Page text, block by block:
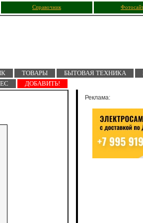
Справочник
ТОВАРЫ БЫТОВАЯ ТЕХНИКА
ДОБАВИТЬ!
Реклама: